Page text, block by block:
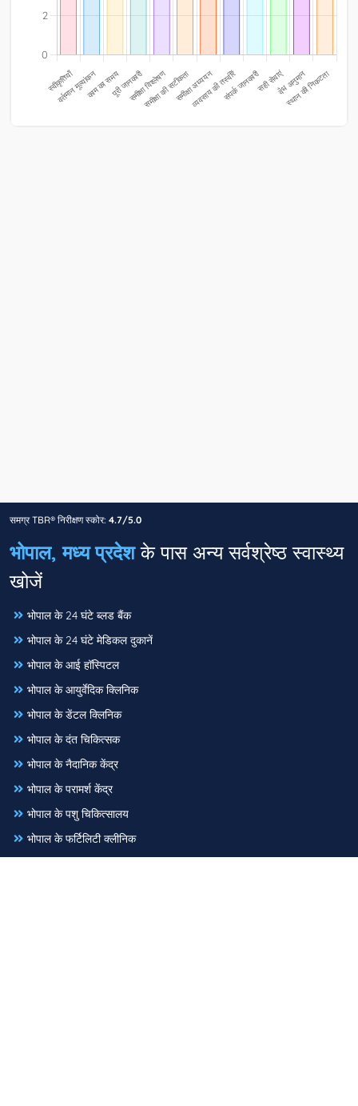
समग्र TBR® निरीक्षण स्कोर: 4.7/5.0
भोपाल, मध्य प्रदेशके पास अन्य सर्वश्रेष्ठ स्वास्थ्य
खोजें
भोपाल के 24 घंटे ब्लड बैंक
भोपाल के 24 घंटे मेडिकल दुकानें
भोपाल के आई हॉस्पिटल
भोपाल के आयुर्वेदिक क्लिनिक
भोपाल के डेंटल क्लिनिक
भोपाल के दंत चिकित्सक
भोपाल के नैदानिक केंद्र
भोपाल के परामर्श केंद्र
भोपाल के पशु चिकित्सालय
भोपाल के फर्टिलिटी क्लीनिक